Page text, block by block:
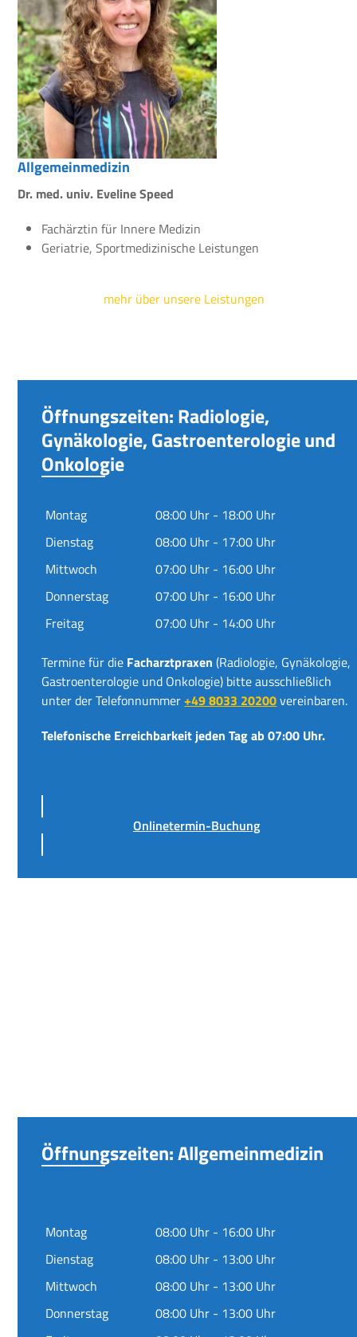
Allgemeinmedizin
Dr. med. univ. Eveline Speed
Fachärztin für Innere Medizin
Geriatrie, Sportmedizinische Leistungen
mehr über unsere Leistungen
Öffnungszeiten: Radiologie,
Gynäkologie, Gastroenterologie und
Onkologie
Montag
08:00 Uhr - 18:00 Uhr
Dienstag
08:00 Uhr - 17:00 Uhr
Mittwoch
07:00 Uhr - 16:00 Uhr
Donnerstag
07:00 Uhr - 16:00 Uhr
Freitag
07:00 Uhr - 14:00 Uhr
Termine für die Facharztpraxen (Radiologie, Gynäkologie,
Gastroenterologie und Onkologie) bitte ausschließlich
unter der Telefonnummer+49 8033 20200vereinbaren.
Telefonische Erreichbarkeit jeden Tag ab 07:00 Uhr.
Onlinetermin-Buchung
Öffnungszeiten: Allgemeinmedizin
Montag
08:00 Uhr - 16:00 Uhr
Dienstag
08:00 Uhr - 13:00 Uhr
Mittwoch
08:00 Uhr - 13:00 Uhr
Donnerstag
08:00 Uhr - 13:00 Uhr